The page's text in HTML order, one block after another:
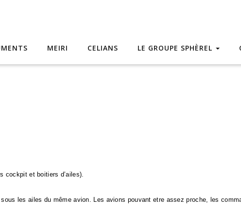
MEIRI CELIANS LE GROUPE SPHÈREL
cockpit et boitiers d’ailes).
les ailes du même avion. Les avions pouvant etre assez proche, les